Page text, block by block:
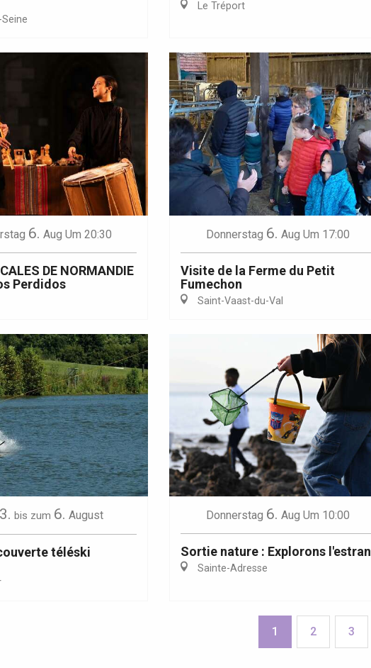
Le Tréport
6. Aug Um 20:30
DE NORMANDIE
Perdidos
Donnerstag 6. Aug Um 17:00
Visite de la Ferme du Petit
Fumechon
Saint-Vaast-du-Val
3. bis zum 6. August
téléski
Donnerstag 6. Aug Um 10:00
Sortie nature : Explorons l'estran
Sainte-Adresse
1 2 3